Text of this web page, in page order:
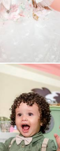
124 0